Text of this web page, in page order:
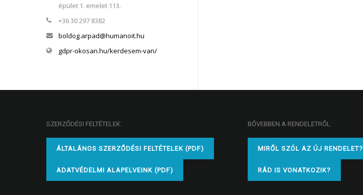
épület 1. emelet 113.
+36 30 297 8382
boldog.arpad@humanoit.hu
gdpr-okosan.hu/kerdesem-van/
SZERZŐDÉSI FELTÉTELEK:
ÁLTALÁNOS SZERZŐDÉSI FELTÉTELEK (PDF)
ADATVÉDELMI ALAPELVEINK (PDF)
BŐVEBBEN A RENDELETRŐL:
MIRŐL SZÓL AZ ÚJ RENDELET?
RÁD IS VONATKOZIK?